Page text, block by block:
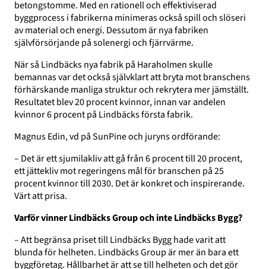
betongstomme. Med en rationell och effektiviserad
byggprocess i fabrikerna minimeras också spill och slöseri
av material och energi. Dessutom är nya fabriken
självförsörjande på solenergi och fjärrvärme.
När så Lindbäcks nya fabrik på Haraholmen skulle
bemannas var det också självklart att bryta mot branschens
förhärskande manliga struktur och rekrytera mer jämställt.
Resultatet blev 20 procent kvinnor, innan var andelen
kvinnor 6 procent på Lindbäcks första fabrik.
Magnus Edin, vd på SunPine och juryns ordförande:
– Det är ett sjumilakliv att gå från 6 procent till 20 procent,
ett jättekliv mot regeringens mål för branschen på 25
procent kvinnor till 2030. Det är konkret och inspirerande.
Värt att prisa.
Varför vinner Lindbäcks Group och inte Lindbäcks Bygg?
– Att begränsa priset till Lindbäcks Bygg hade varit att
blunda för helheten. Lindbäcks Group är mer än bara ett
byggföretag. Hållbarhet är att se till helheten och det gör